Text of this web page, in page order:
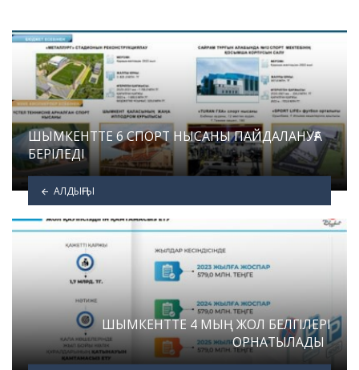
ШЫМКЕНТТЕ 6 СПОРТ НЫСАНЫ ПАЙДАЛАНУҒА
БЕРІЛЕДІ
АЛДЫҢҒЫ
ШЫМКЕНТТЕ 4 МЫҢ ЖОЛ БЕЛГІЛЕРІ
ОРНАТЫЛАДЫ